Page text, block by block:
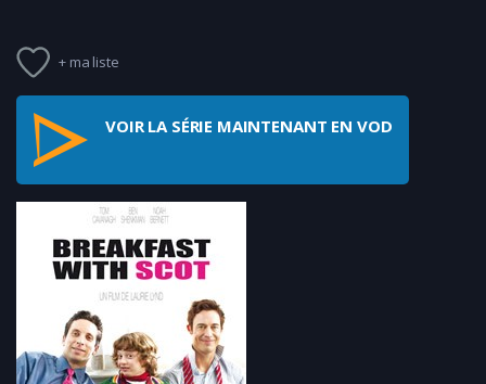
+ ma liste
VOIR LA SÉRIE MAINTENANT EN VOD